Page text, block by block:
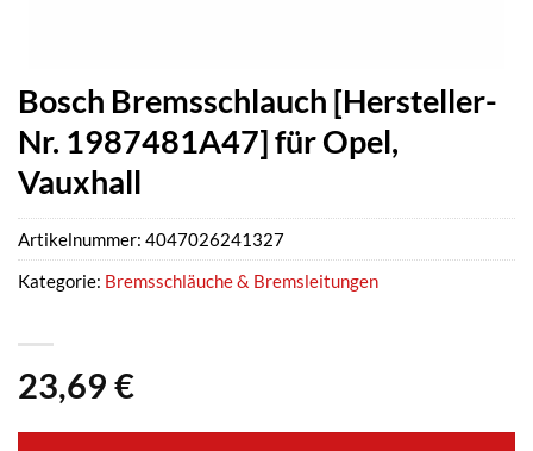
Bosch Bremsschlauch [Hersteller-
Nr. 1987481A47] für Opel,
Vauxhall
23,69 €
Artikelnummer: 4047026241327
Kategorie: Bremsschläuche & Bremsleitungen